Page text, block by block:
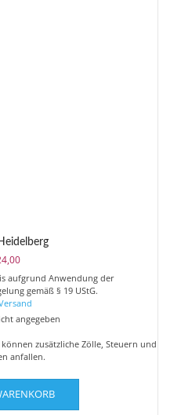
aufgrund Anwendung der
gemäß § 19 UStG.
angegeben
zusätzliche Zölle, Steuern und
anfallen.